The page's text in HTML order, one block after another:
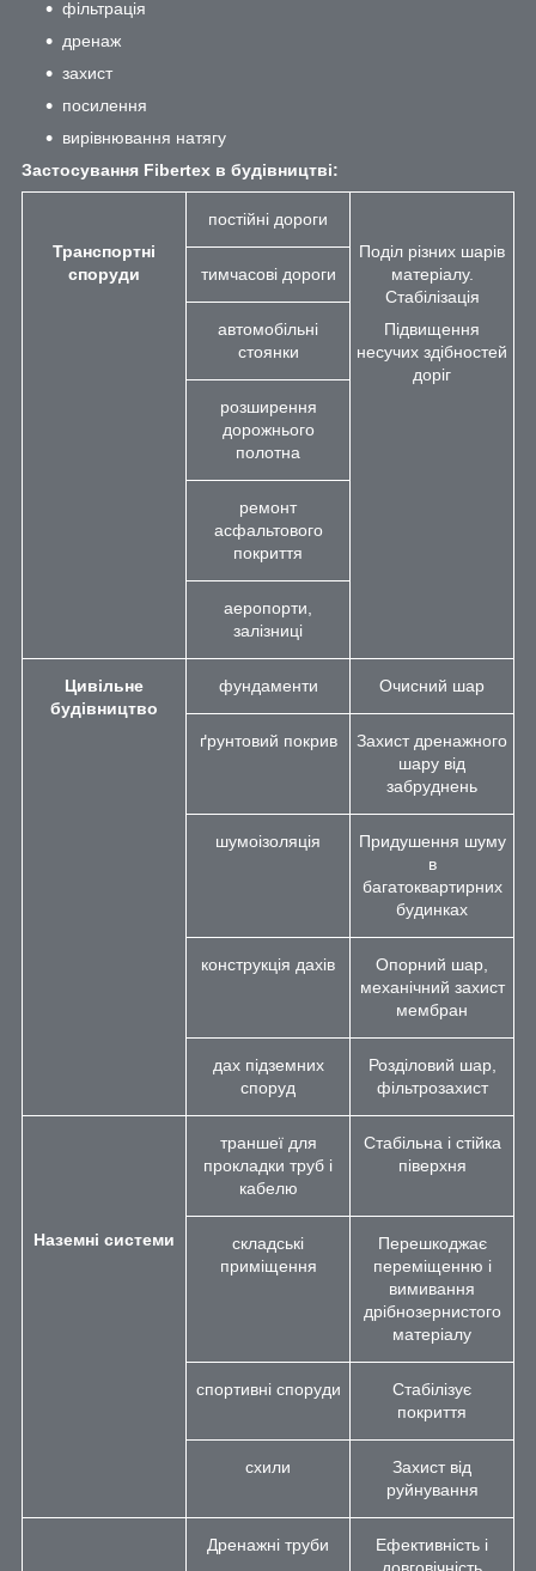
фільтрація
дренаж
захист
посилення
вирівнювання натягу
Застосування Fibertex в будівництві:
Транспортні
споруди
постійні дороги
Поділ різних шарів
матеріалу.
Стабілізація
Підвищення
несучих здібностей
доріг
тимчасові дороги
автомобільні
стоянки
розширення
дорожнього
полотна
ремонт
асфальтового
покриття
аеропорти,
залізниці
Цивільне
будівництво
фундаменти Очисний шар
ґрунтовий покрив
Захист дренажного
шару від
забруднень
шумоізоляція
Придушення шуму
в
багатоквартирних
будинках
конструкція дахів
Опорний шар,
механічний захист
мембран
дах підземних
споруд
Розділовий шар,
фільтрозахист
Наземні системи
траншеї для
прокладки труб і
кабелю
Стабільна і стійка
піверхня
складські
приміщення
Перешкоджає
переміщенню і
вимивання
дрібнозернистого
матеріалу
спортивні споруди
Стабілізує
покриття
схили
Захист від
руйнування
Дренажні труби
Ефективність і
довговічність